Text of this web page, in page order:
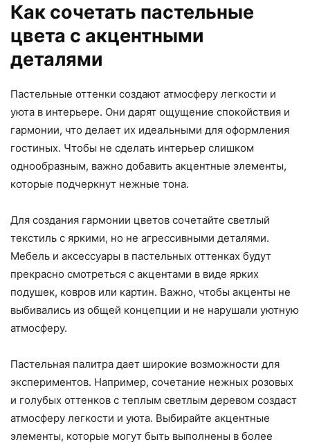
Как сочетать пастельные
цвета с акцентными
деталями
Пастельные оттенки создают атмосферу легкости и
уюта в интерьере. Они дарят ощущение спокойствия и
гармонии, что делает их идеальными для оформления
гостиных. Чтобы не сделать интерьер слишком
однообразным, важно добавить акцентные элементы,
которые подчеркнут нежные тона.
Для создания гармонии цветов сочетайте светлый
текстиль с яркими, но не агрессивными деталями.
Мебель и аксессуары в пастельных оттенках будут
прекрасно смотреться с акцентами в виде ярких
подушек, ковров или картин. Важно, чтобы акценты не
выбивались из общей концепции и не нарушали уютную
атмосферу.
Пастельная палитра дает широкие возможности для
экспериментов. Например, сочетание нежных розовых
и голубых оттенков с теплым светлым деревом создаст
атмосферу легкости и уюта. Выбирайте акцентные
элементы, которые могут быть выполнены в более